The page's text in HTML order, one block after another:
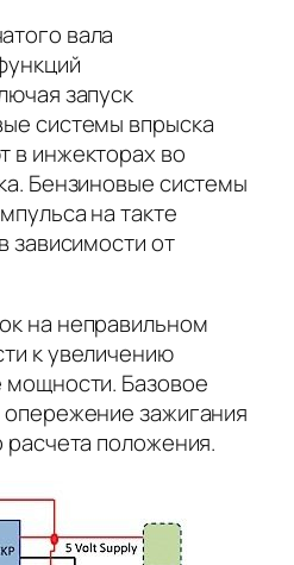
вала
запуск
системы впрыска
в инжекторах во
Бензиновые системы
на такте
зависимости от
на неправильном
к увеличению
мощности. Базовое
зажигания
расчета положения.